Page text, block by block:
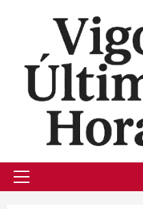
Menú